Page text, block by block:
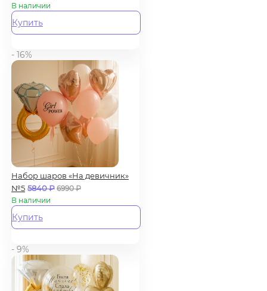
В наличии
Купить
- 16%
Набор шаров «На девичник»
№5 5840₽ 6990₽
В наличии
Купить
- 9%